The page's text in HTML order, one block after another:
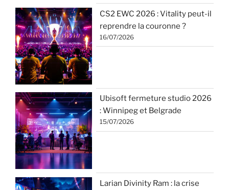
CS2 EWC 2026 : Vitality peut-il
reprendre la couronne ?
16/07/2026
Ubisoft fermeture studio 2026
: Winnipeg et Belgrade
15/07/2026
Larian Divinity Ram : la crise